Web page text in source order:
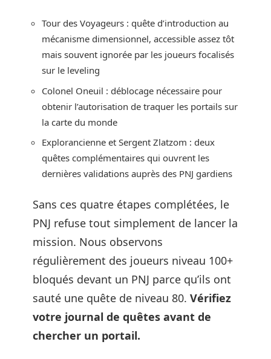
Tour des Voyageurs : quête d’introduction au
mécanisme dimensionnel, accessible assez tôt
mais souvent ignorée par les joueurs focalisés
sur le leveling
Colonel Oneuil : déblocage nécessaire pour
obtenir l’autorisation de traquer les portails sur
la carte du monde
Explorancienne et Sergent Zlatzom : deux
quêtes complémentaires qui ouvrent les
dernières validations auprès des PNJ gardiens
Sans ces quatre étapes complétées, le
PNJ refuse tout simplement de lancer la
mission. Nous observons
régulièrement des joueurs niveau 100+
bloqués devant un PNJ parce qu’ils ont
sauté une quête de niveau 80. Vérifiez
votre journal de quêtes avant de
chercher un portail.